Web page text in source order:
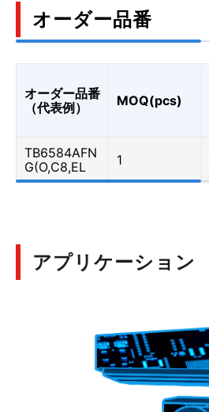
オーダー品番
オーダー品番
（代表例）
MOQ(pcs)
TB6584AFN
G(O,C8,EL
1
アプリケーション